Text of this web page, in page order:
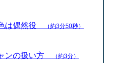
は偶然役 （約3分50秒）
ンの扱い方 （約3分）